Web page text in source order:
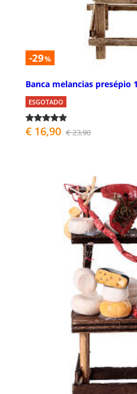
-29%
Banca melancias presépio
ESGOTADO
€ 16,90 € 23,90